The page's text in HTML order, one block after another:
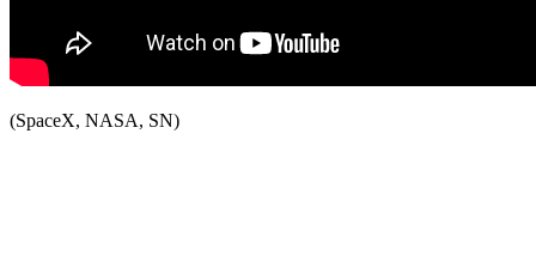
(SpaceX, NASA, SN)